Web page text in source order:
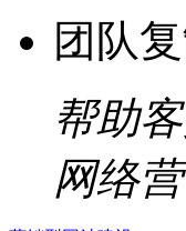
团队复
帮助
网络